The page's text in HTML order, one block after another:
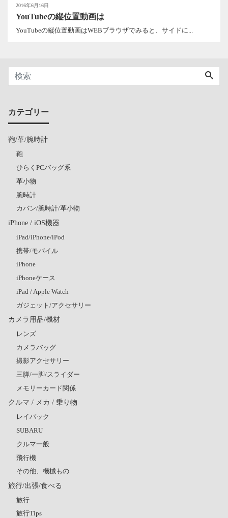
2016年6月16日
YouTubeの縦位置動画は
YouTubeの縦位置動画はWEBブラウザでみると、サイドに...
カテゴリー
鞄/革/腕時計
鞄
ひらくPCバッグ系
革小物
腕時計
カバン/腕時計/革小物
iPhone / iOS機器
iPad/iPhone/iPod
携帯/モバイル
iPhone
iPhoneケース
iPad / Apple Watch
ガジェット/アクセサリー
カメラ用品/機材
レンズ
カメラバッグ
撮影アクセサリー
三脚/一脚/スライダー
メモリーカード関係
クルマ / メカ / 乗り物
レイバック
SUBARU
クルマ一般
飛行機
その他、機械もの
旅行/出張/食べる
旅行
旅行Tips